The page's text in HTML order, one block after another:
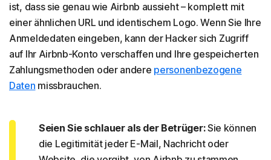
ist, dass sie genau wie Airbnb aussieht – komplett mit
einer ähnlichen URL und identischem Logo. Wenn Sie Ihre
Anmeldedaten eingeben, kann der Hacker sich Zugriff
auf Ihr Airbnb-Konto verschaffen und Ihre gespeicherten
Zahlungsmethoden oder andere personenbezogene
Daten missbrauchen.
Seien Sie schlauer als der Betrüger:Sie können
die Legitimität jeder E-Mail, Nachricht oder